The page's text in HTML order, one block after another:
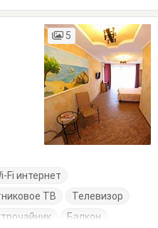
5
Fi интернет
ТВ
Телевизор
Балкон